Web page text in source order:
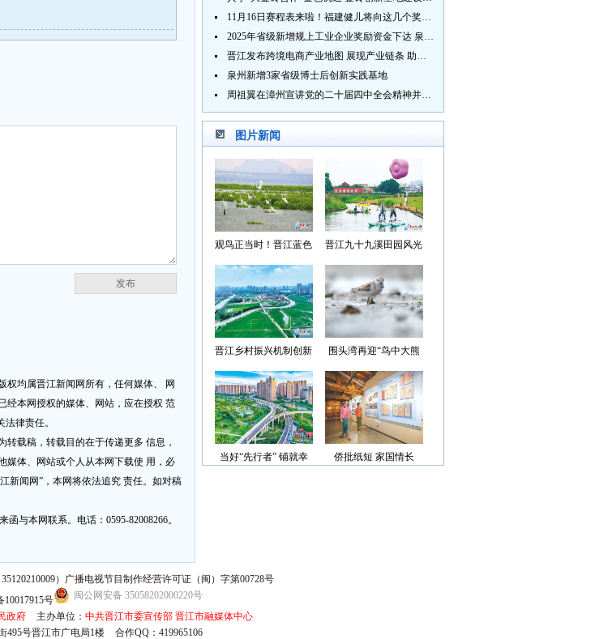
发布
权均属晋江新闻网所有，任何媒体、 网
经本网授权的媒体、网站，应在授权 范
律责任。
载稿，转载目的在于传递更多 信息，
媒体、网站或个人从本网下载使 用，必
新闻网”，本网将依法追究 责任。如对稿
与本网联系。电话：0595-82008266。
11月16日赛程表来啦！福建健儿将向这几个奖牌发起冲击→
2025年省级新增规上工业企业奖励资金下达 泉州市获补资金居全省首位
晋江发布跨境电商产业地图 展现产业链条 助力“晋品出海”
泉州新增3家省级博士后创新实践基地
周祖翼在漳州宣讲党的二十届四中全会精神并调研
图片新闻
观鸟正当时！晋江蓝色
晋江九十九溪田园风光
光”首批认定名单
晋江乡村振兴机制创新
围头湾再迎“鸟中大熊
当好“先行者” 铺就幸
侨批纸短 家国情长
）广播电视节目制作经营许可证（闽）字第00728号
号
闽公网安备 35058202000220号
政府 主办单位： 中共晋江市委宣传部 晋江市融媒体中心
495号晋江市广电局1楼
合作QQ：419965106